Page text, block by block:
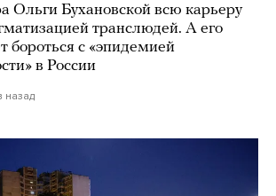
Ольги Бухановской всю карьеру
транслюдей. А его
бороться с «эпидемией
в России
назад